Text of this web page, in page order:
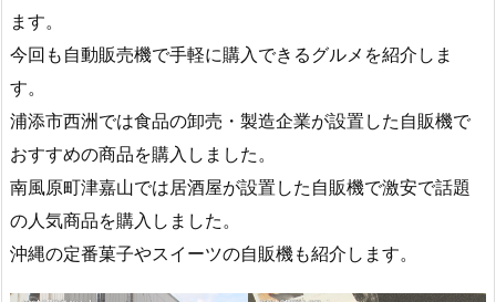
ます。
今回も自動販売機で手軽に購入できるグルメを紹介しま
す。
浦添市西洲では食品の卸売・製造企業が設置した自販機で
おすすめの商品を購入しました。
南風原町津嘉山では居酒屋が設置した自販機で激安で話題
の人気商品を購入しました。
沖縄の定番菓子やスイーツの自販機も紹介します。